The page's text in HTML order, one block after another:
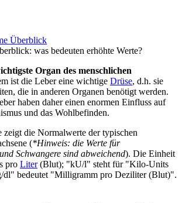
was bedeuten erhöhte Werte?
Organ des menschlichen
ist die Leber eine wichtige Drüse, d.h. sie
die in anderen Organen benötigt werden.
haben daher einen enormen Einfluss auf
und das Wohlbefinden.
zeigt die Normalwerte der typischen
(*Hinweis: die Werte für
Schwangere sind abweichend). Die Einheit
pro Liter(Blut); "kU/l" steht für "Kilo-Units
bedeutet "Milligramm pro Deziliter (Blut)".